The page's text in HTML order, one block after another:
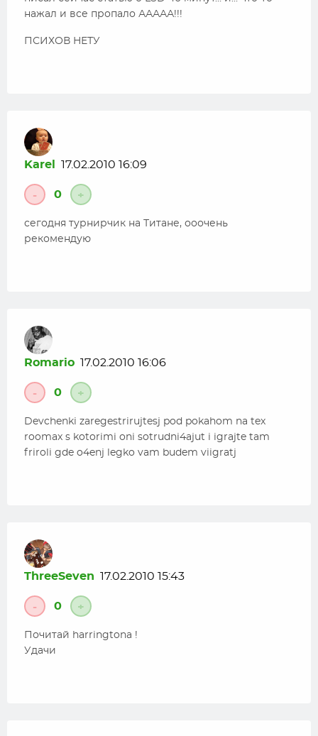
нажал и все пропало ААААА!!!
ПСИХОВ НЕТУ
Karel 17.02.2010 16:09
- 0 +
сегодня турнирчик на Титане, ооочень
рекомендую
Romario 17.02.2010 16:06
- 0 +
Devchenki zaregestrirujtesj pod pokahom na tex
roomax s kotorimi oni sotrudni4ajut i igrajte tam
friroli gde o4enj legko vam budem viigratj
ThreeSeven 17.02.2010 15:43
- 0 +
Почитай harringtonа !
Удачи